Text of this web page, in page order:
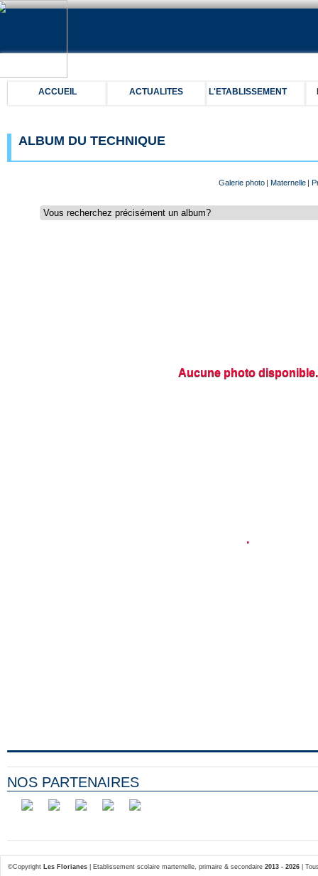
ACCUEIL ACTUALITES L'ETABLISSEMENT
ALBUM DU TECHNIQUE
|
| Maternelle
Galerie photo
Aucune photo disponible.
.
NOS PARTENAIRES
©Copyright Les Florianes | Etablissement scolaire marternelle, primaire & secondaire 2013 - 2026 |